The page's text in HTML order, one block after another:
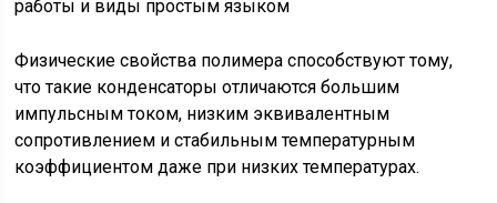
Физические свойства полимера способствуют тому,
что такие конденсаторы отличаются большим
импульсным током, низким эквивалентным
сопротивлением и стабильным температурным
коэффициентом даже при низких температурах.